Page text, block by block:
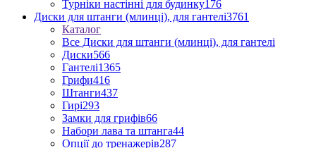
Турніки настінні для будинку176
Диски для штанги (млинці), для гантелі3761
Каталог
Все Диски для штанги (млинці), для гантелі
Диски566
Гантелі1365
Грифи416
Штанги437
Гирі293
Замки для грифів66
Набори лава та штанга44
Опції до тренажерів287